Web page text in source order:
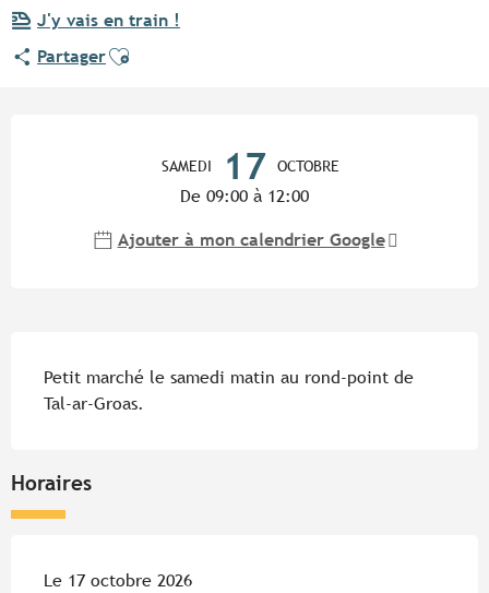
J'y vais en train !
PartagerAjouter aux favoris
SAMEDI 17 OCTOBRE
De 09:00 à 12:00
Ajouter à mon calendrier Google
Petit marché le samedi matin au rond-point de
Tal-ar-Groas.
Horaires
Le 17 octobre 2026